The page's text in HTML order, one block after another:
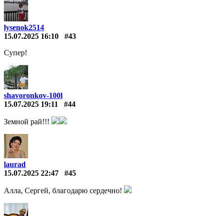
lysenok2514
15.07.2025 16:10
#43
Супер!
shavoronkov-100l
15.07.2025 19:11
#44
Земной рай!!!
laurad
15.07.2025 22:47
#45
Алла, Сергей, благодарю сердечно!